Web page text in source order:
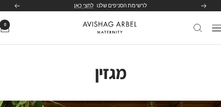
הקודם לרשימת הסניפים שלנו לחצי כאן הבא
ניווט
Avishag
0
מגזין